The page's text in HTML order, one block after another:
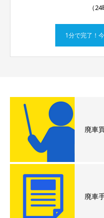
（
1分で完了！
廃車
廃車